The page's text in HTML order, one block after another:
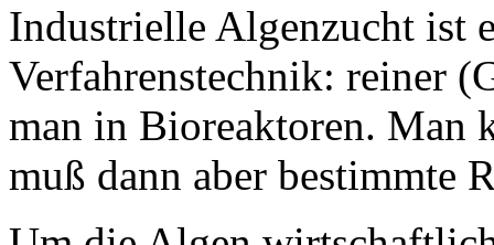
Industrielle Algenzucht ist
Verfahrenstechnik: reiner
man in Bioreaktoren. Man
muß dann aber bestimmte